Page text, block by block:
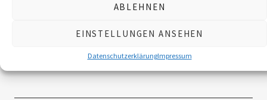
ABLEHNEN
EINSTELLUNGEN ANSEHEN
DatenschutzerklärungImpressum
Wildzählung aus der Luft